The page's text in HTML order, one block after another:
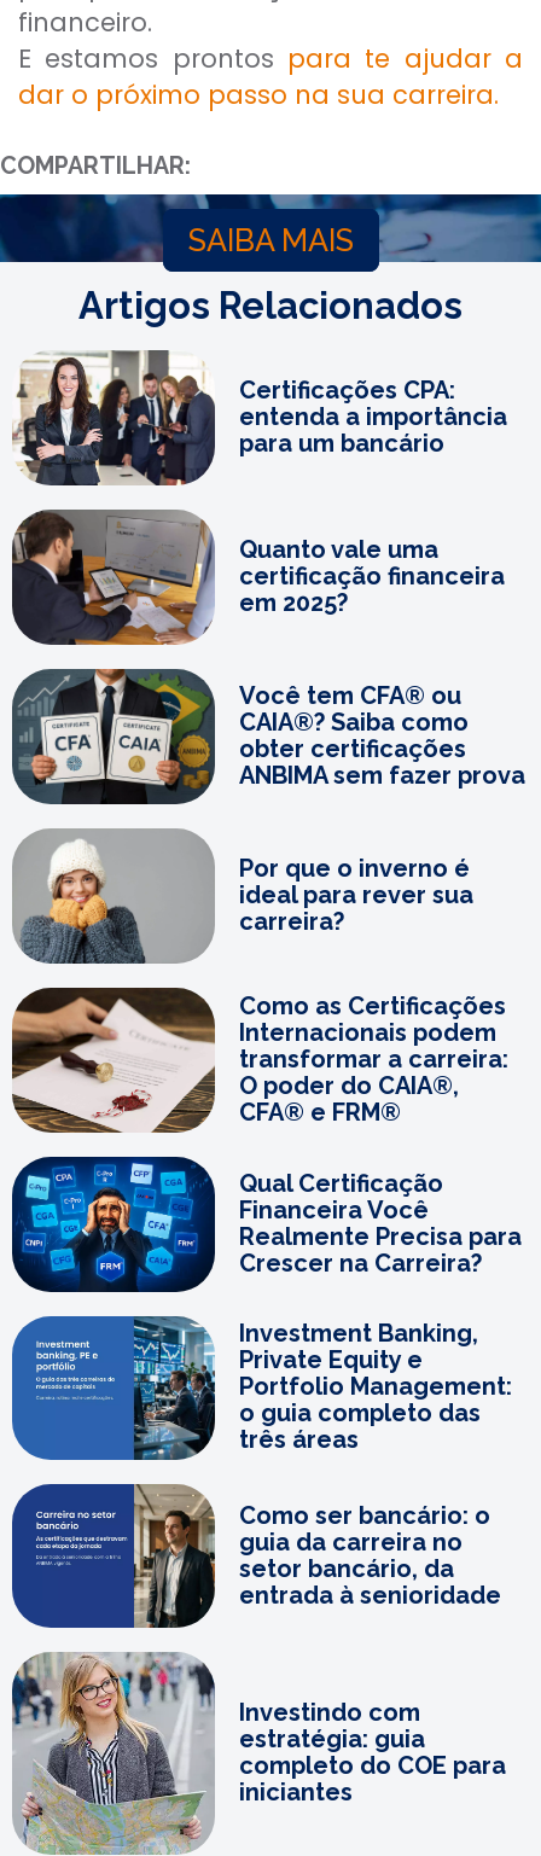
financeiro.
E estamos prontos para te ajudar a
dar o próximo passo na sua carreira.
COMPARTILHAR:
SAIBA MAIS
Artigos Relacionados
Certificações CPA:
entenda a importância
para um bancário
Quanto vale uma
certificação financeira
em 2025?
Você tem CFA® ou
CAIA®? Saiba como
obter certificações
ANBIMA sem fazer prova
Por que o inverno é
ideal para rever sua
carreira?
Como as Certificações
Internacionais podem
transformar a carreira:
O poder do CAIA®,
CFA® e FRM®
Qual Certificação
Financeira Você
Realmente Precisa para
Crescer na Carreira?
Investment Banking,
Private Equity e
Portfolio Management:
o guia completo das
três áreas
Como ser bancário: o
guia da carreira no
setor bancário, da
entrada à senioridade
Investindo com
estratégia: guia
completo do COE para
iniciantes